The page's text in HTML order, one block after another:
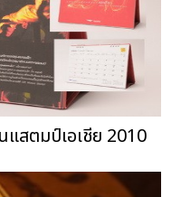
สตมป์เอเชีย 2010